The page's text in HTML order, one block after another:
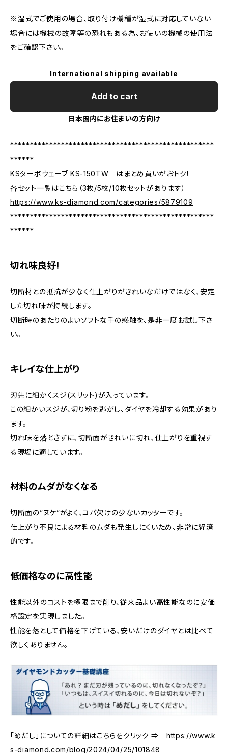
※湿式でご使用の場合、取り付け機種が湿式に対応していない
場合には機械の故障等の恐れもある為、お使いの機械の使用法
をご確認下さい。
International shipping available
Add to cart
日本国内にお住まいの方向け
****************************************************
******
KSターボウェーブ KS-150TW はまとめ買いがおトク！
各セット一覧はこちら（3枚/5枚/10枚セットがあります）
https://www.ks-diamond.com/categories/5879109
****************************************************
******
切れ味良好!
切断材との抵抗が少なく仕上がりがきれいなだけではなく、安定
した切れ味が持続します。
切断時のあたりのよいソフトな手の感触を、是非一度お試し下さ
い。
キレイな仕上がり
刃先に細かくスジ(スリット)が入っています。
この細かいスジが、切り粉を逃がし、ダイヤを冷却する効果があり
ます。
切れ味を落とさずに、切断面がきれいに切れ、仕上がりを重視す
る現場に適しています。
材料のムダがなくなる
切断面の”ヌケ”がよく、コバ欠けの少ないカッターです。
仕上がり不良による材料のムダも発生しにくいため、非常に経済
的です。
低価格なのに高性能
性能以外のコストを極限まで削り、従来品よい高性能なのに安価
格設定を実現しました。
性能を落として価格を下げている、安いだけのダイヤとは比べて
欲しくありません。
「めだし」についての詳細はこちらをクリック ⇒ https://www.k
s-diamond.com/blog/2024/04/25/101848